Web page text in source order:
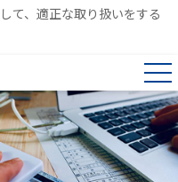
て、適正な取り扱いをする